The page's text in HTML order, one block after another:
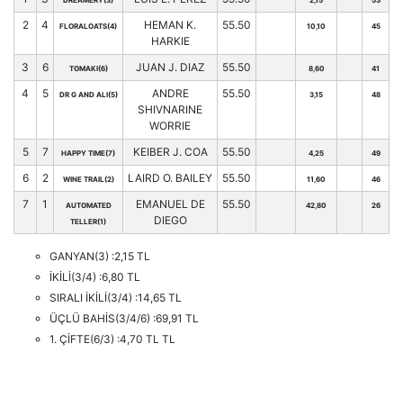
2 4 FLORALOATS(4)
HEMAN K.
HARKIE
55.50 10,10 45
3 6 TOMAKI(6) JUAN J. DIAZ 55.50 8,60 41
4 5 DR G AND ALI(5)
ANDRE
SHIVNARINE
WORRIE
55.50 3,15 48
5 7 HAPPY TIME(7) KEIBER J. COA 55.50 4,25 49
6 2 WINE TRAIL(2) LAIRD O. BAILEY 55.50 11,60 46
7 1
AUTOMATED
TELLER(1)
EMANUEL DE
DIEGO
55.50 42,80 26
GANYAN(3) :2,15 TL
İKİLİ(3/4) :6,80 TL
SIRALI İKİLİ(3/4) :14,65 TL
ÜÇLÜ BAHİS(3/4/6) :69,91 TL
1. ÇİFTE(6/3) :4,70 TL TL